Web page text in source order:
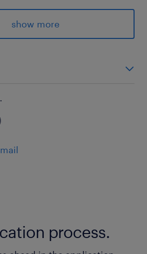
とがあるかも？！
事業を手掛けています＊
座線、半蔵門線、副都心線、東
急東横線、埼京線、山手線、湘
8時間00分・休憩60分）
show more
ク事務や経理に興味がある方におす
気になる方は是非ご応募ください♪
process.